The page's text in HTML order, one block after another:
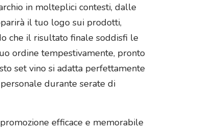
in molteplici contesti, dalle
il tuo logo sui prodotti,
che il risultato finale soddisfi le
ordine tempestivamente, pronto
set vino si adatta perfettamente
durante serate di
efficace e memorabile